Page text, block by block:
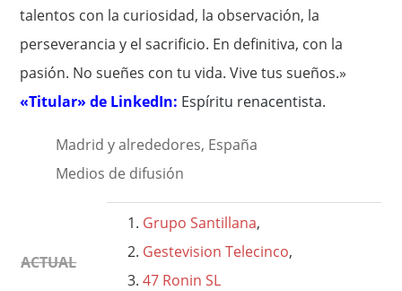
talentos con la curiosidad, la observación, la
perseverancia y el sacrificio. En definitiva, con la
pasión. No sueñes con tu vida. Vive tus sueños.»
«Titular» de LinkedIn: Espíritu renacentista.
Madrid y alrededores, España
Medios de difusión
ACTUAL
Grupo Santillana,
Gestevision Telecinco,
47 Ronin SL